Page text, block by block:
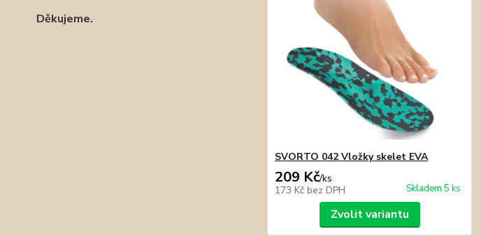
Děkujeme.
SVORTO 042 Vložky skelet EVA
209 Kč/ks
173 Kč bez DPH Skladem 5 ks
Zvolit variantu